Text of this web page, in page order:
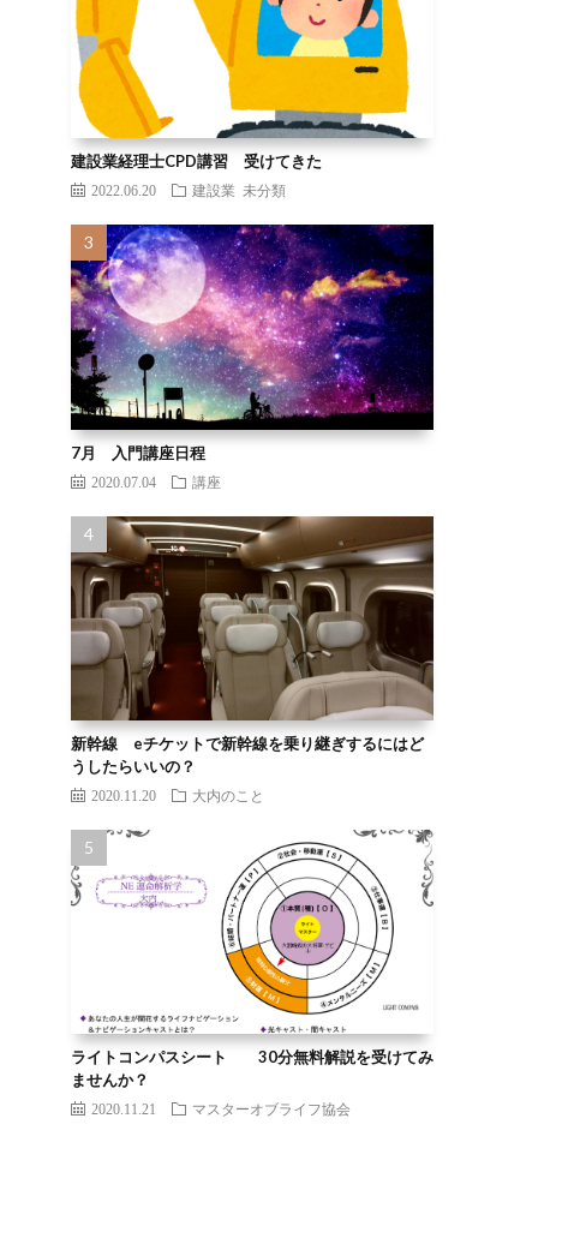
建設業経理士CPD講習 受けてきた
2022.06.20 建設業 未分類
7月 入門講座日程
2020.07.04 講座
新幹線 eチケットで新幹線を乗り継ぎするにはど
うしたらいいの？
2020.11.20 大内のこと
ライトコンパスシート 30分無料解説を受けてみ
ませんか？
2020.11.21 マスターオブライフ協会